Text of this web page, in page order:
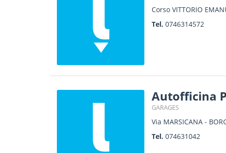
Corso VITTORIO
Tel. 0746314572
Autofficina
GARAGES
Via MARSICANA -
Tel. 074631042